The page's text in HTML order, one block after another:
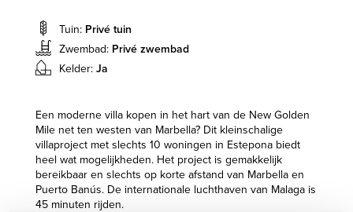
Tuin: Privé tuin
Zwembad: Privé zwembad
Kelder: Ja
Een moderne villa kopen in het hart van de New Golden
Mile net ten westen van Marbella? Dit kleinschalige
villaproject met slechts 10 woningen in Estepona biedt
heel wat mogelijkheden. Het project is gemakkelijk
bereikbaar en slechts op korte afstand van Marbella en
Puerto Banús. De internationale luchthaven van Malaga is
45 minuten rijden.